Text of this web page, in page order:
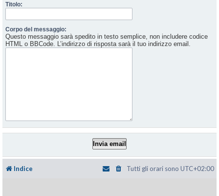
Titolo:
Corpo del messaggio:
Questo messaggio sarà spedito in testo semplice, non includere codice
HTML o BBCode. L’indirizzo di risposta sarà il tuo indirizzo email.
Indice Tutti gli orari sono UTC+02:00